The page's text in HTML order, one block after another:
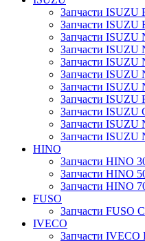
Запчасти ISUZU
Запчасти ISUZU
Запчасти ISUZU
Запчасти ISUZU
Запчасти ISUZU
Запчасти ISUZU
Запчасти ISUZU
Запчасти ISUZU
Запчасти ISUZU
Запчасти ISUZU
Запчасти ISUZU
HINO
Запчасти HINO
Запчасти HINO
Запчасти HINO
FUSO
Запчасти FUSO
IVECO
Запчасти IVECO